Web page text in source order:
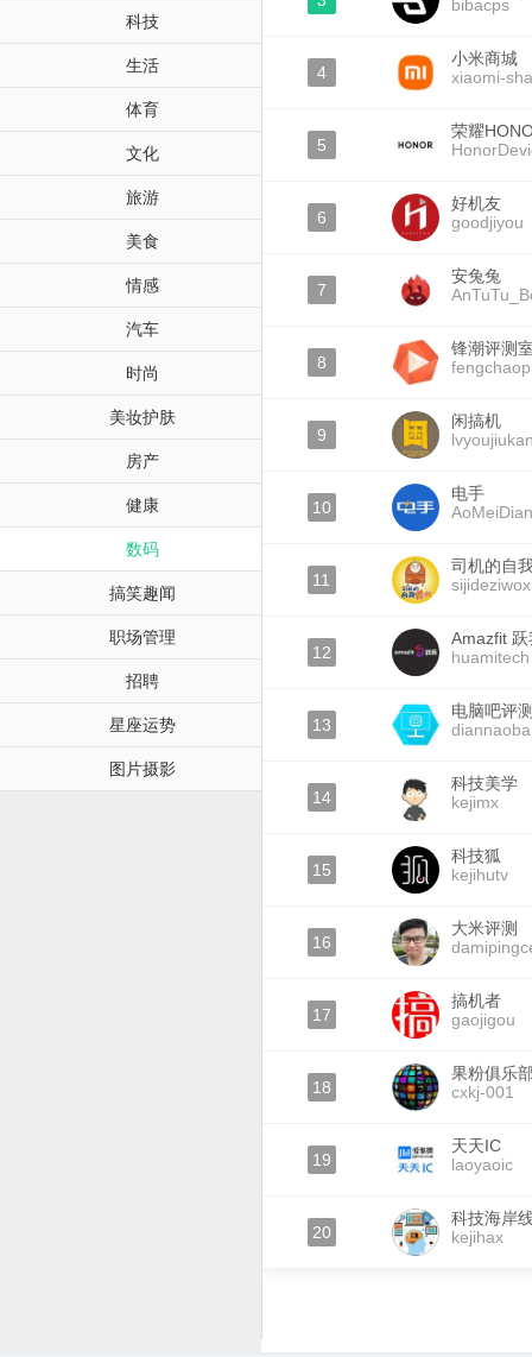
科技
生活
体育
文化
旅游
美食
情感
汽车
时尚
美妆护肤
房产
健康
数码
搞笑趣闻
职场管理
招聘
星座运势
图片摄影
bibacps
4
小米商城
xiaomi-
5
荣耀
6
好机友
goodjiyou
7
安兔兔
8
锋潮评测
9
闲搞机
10
电手
11
司机的自
12
Amazfit 跃
huamitech
13
电脑吧评
14
科技美学
kejimx
15
科技狐
kejihutv
16
大米评测
17
搞机者
gaojigou
18
果粉俱乐
cxkj-001
19
天天IC
laoyaoic
20
科技海岸
kejihax